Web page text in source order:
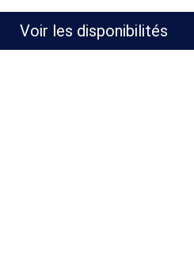
Voir les disponibilités